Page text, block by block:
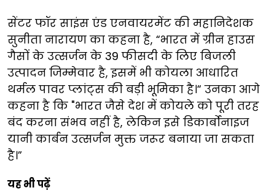
सेंटर फॉर साइंस एंड एनवायरमेंट की महानिदेशक
सुनीता नारायण का कहना है, “भारत में ग्रीन हाउस
गैसों के उत्सर्जन के 39 फीसदी के लिए बिजली
उत्पादन जिम्मेवार है, इसमें भी कोयला आधारित
थर्मल पावर प्लांट्स की बड़ी भूमिका है।“ उनका आगे
कहना है कि "भारत जैसे देश में कोयले को पूरी तरह
बंद करना संभव नहीं है, लेकिन इसे डिकार्बोनाइज
यानी कार्बन उत्सर्जन मुक्त जरूर बनाया जा सकता
है।”
यह भी पढ़ें